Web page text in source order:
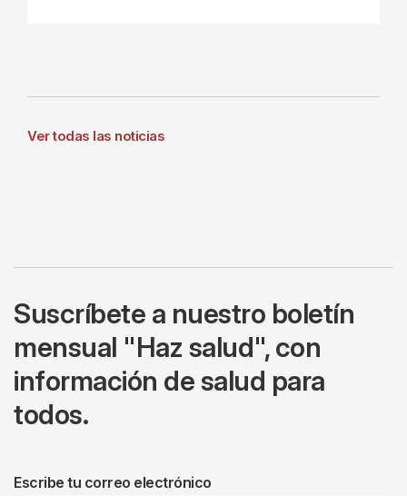
Ver todas las noticias
Suscríbete a nuestro boletín
mensual "Haz salud", con
información de salud para
todos.
Escribe tu correo electrónico